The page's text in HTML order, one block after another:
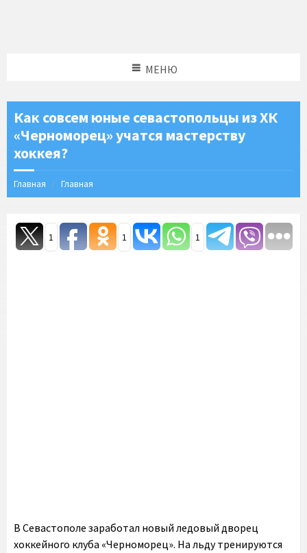
МЕНЮ
Как совсем юные севастопольцы из ХК
«Черноморец» учатся мастерству
хоккея?
Главная Главная
1 1 1
В Севастополе заработал новый ледовый дворец
хоккейного клуба «Черноморец». На льду тренируются